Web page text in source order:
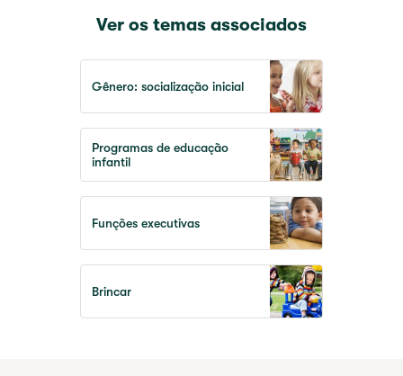
Ver os temas associados
Gênero: socialização inicial
Programas de educação
infantil
Funções executivas
Brincar